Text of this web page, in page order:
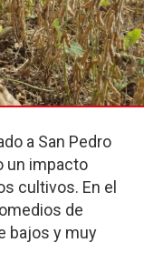
a San Pedro
un impacto
cultivos. En el
de
bajos y muy